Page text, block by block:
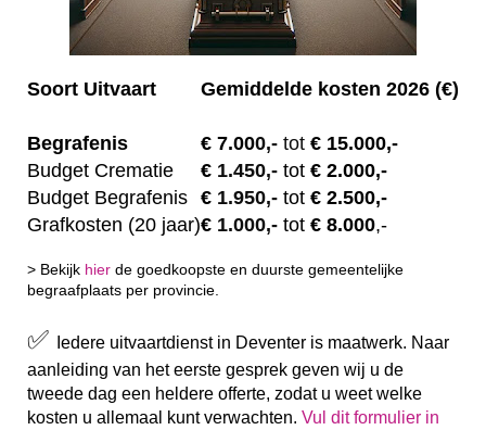
Soort Uitvaart Gemiddelde kosten 2026 (€)
Begrafenis € 7.000,- tot € 15.000,-
Budget Crematie
€ 1.450,- tot € 2.000,-
Budget Begrafenis € 1.950,- tot € 2.500,-
Grafkosten (20 jaar)€ 1.000,- tot € 8.000,-
> Bekijk hier de goedkoopste en duurste gemeentelijke
begraafplaats per provincie.
✅
Iedere uitvaartdienst in Deventer is maatwerk. Naar
aanleiding van het eerste gesprek geven wij u de
tweede dag een heldere offerte, zodat u weet welke
kosten u allemaal kunt verwachten. Vul dit formulier in